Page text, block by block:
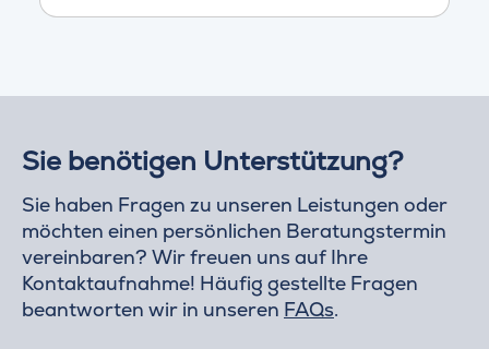
Sie benötigen Unterstützung?
Sie haben Fragen zu unseren Leistungen oder
möchten einen persönlichen Beratungstermin
vereinbaren? Wir freuen uns auf Ihre
Kontaktaufnahme! Häufig gestellte Fragen
beantworten wir in unseren FAQs.